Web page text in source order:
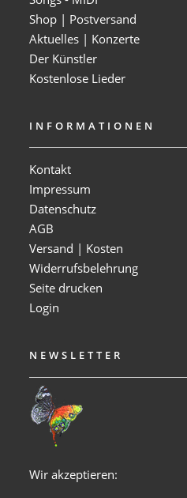
Shop | Postversand
Aktuelles | Konzerte
Der Künstler
Kostenlose Lieder
INFORMATIONEN
Kontakt
Impressum
Datenschutz
AGB
Versand | Kosten
Widerrufsbelehrung
Seite drucken
Login
NEWSLETTER
Wir akzeptieren: